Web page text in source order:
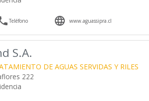
Teléfono  www.aguassipra.cl
S.A.
DE AGUAS SERVIDAS Y RILES
222